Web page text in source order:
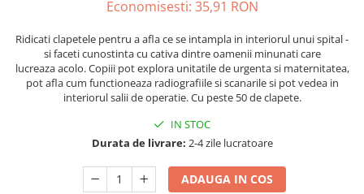
Economisesti: 35,91 RON
Ridicati clapetele pentru a afla ce se intampla in interiorul unui spital -
si faceti cunostinta cu cativa dintre oamenii minunati care
lucreaza acolo. Copiii pot explora unitatile de urgenta si maternitatea,
pot afla cum functioneaza radiografiile si scanarile si pot vedea in
interiorul salii de operatie. Cu peste 50 de clapete.
IN STOC
Durata de livrare: 2-4 zile lucratoare
ADAUGA IN COS